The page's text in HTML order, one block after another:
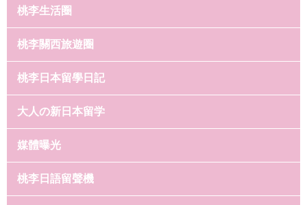
桃李生活圈
桃李關西旅遊圈
桃李日本留學日記
大人の新日本留学
媒體曝光
桃李日語留聲機